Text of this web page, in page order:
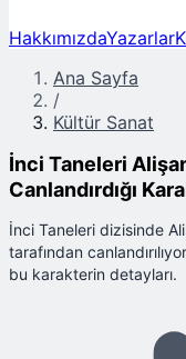
HakkımızdaYazarlar
Ana Sayfa
/
Kültür Sanat
İnci Taneleri
Canlandırdığı
İnci Taneleri dizisinde
tarafından
bu karakterin detayları.